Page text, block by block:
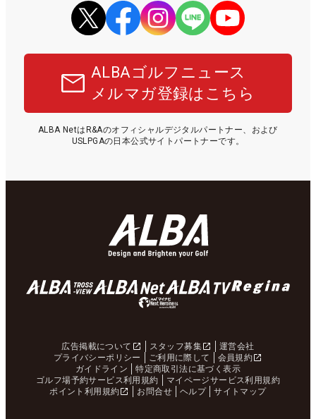
ALBAゴルフニュース
メルマガ登録はこちら
ALBA NetはR&Aのオフィシャルデジタルパートナー、および
USLPGAの日本公式サイトパートナーです。
広告掲載について スタッフ募集
運営会社
プライバシーポリシー
ご利用に際して
会員規約
ガイドライン
特定商取引法に基づく表示
ゴルフ場予約サービス利用規約
マイページサービス利用規約
ポイント利用規約
お問合せ ヘルプ サイトマップ